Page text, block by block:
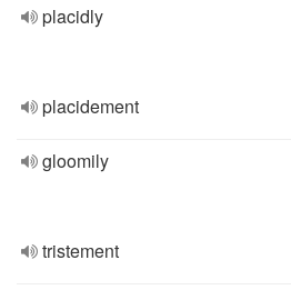
placidly
placidement
gloomily
tristement